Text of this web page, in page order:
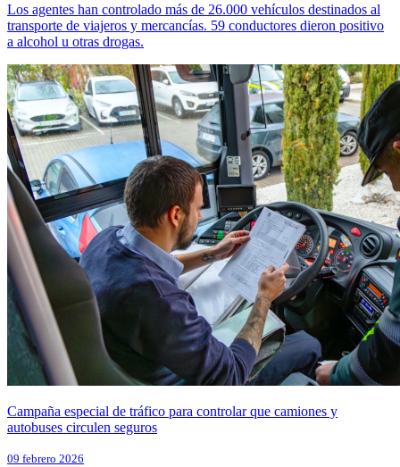
Los agentes han controlado más de 26.000 vehículos destinados al
transporte de viajeros y mercancías. 59 conductores dieron positivo
a alcohol u otras drogas.
Campaña especial de tráfico para controlar que camiones y
autobuses circulen seguros
09 febrero 2026